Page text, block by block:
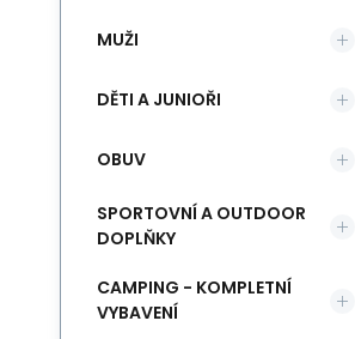
MUŽI
DĚTI A JUNIOŘI
OBUV
SPORTOVNÍ A OUTDOOR
DOPLŇKY
CAMPING - KOMPLETNÍ
VYBAVENÍ